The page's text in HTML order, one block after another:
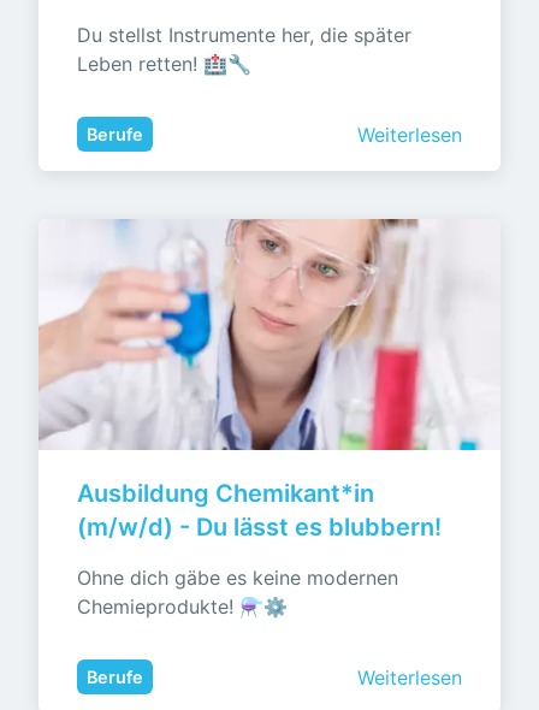
Du stellst Instrumente her, die später
Leben retten! 🏥🔧
Berufe Weiterlesen
Ausbildung Chemikant*in
(m/w/d) - Du lässt es blubbern!
Ohne dich gäbe es keine modernen
Chemieprodukte! ⚗️⚙️
Berufe Weiterlesen